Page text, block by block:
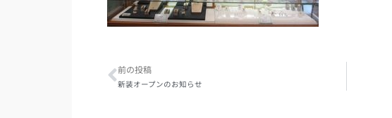
前の投稿
新装オープンのお知らせ